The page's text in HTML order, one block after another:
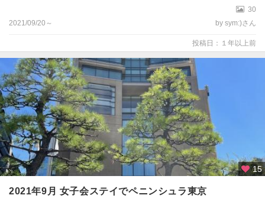
30
2021/09/20～
by sym:)さん
投稿日：１年以上前
15
2021年9月 女子会ステイでペニンシュラ東京